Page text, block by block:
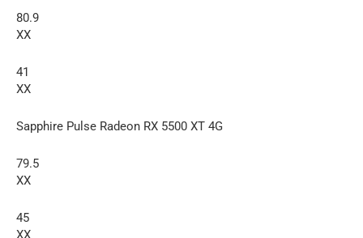
80.9
XX
41
XX
Sapphire Pulse Radeon RX 5500 XT 4G
79.5
XX
45
XX